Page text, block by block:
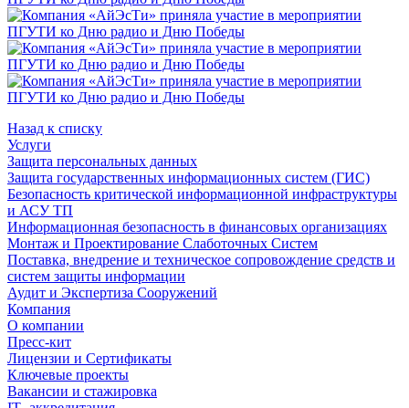
Назад к списку
Услуги
Защита персональных данных
Защита государственных информационных систем (ГИС)
Безопасность критической информационной инфраструктуры
и АСУ ТП
Информационная безопасность в финансовых организациях
Монтаж и Проектирование Слаботочных Систем
Поставка, внедрение и техническое сопровождение средств и
систем защиты информации
Аудит и Экспертиза Сооружений
Компания
О компании
Пресс-кит
Лицензии и Сертификаты
Ключевые проекты
Вакансии и стажировка